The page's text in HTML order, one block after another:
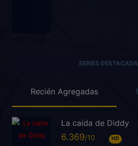
SERIES
Recién Agregadas
La caída de Diddy
6.369 HD